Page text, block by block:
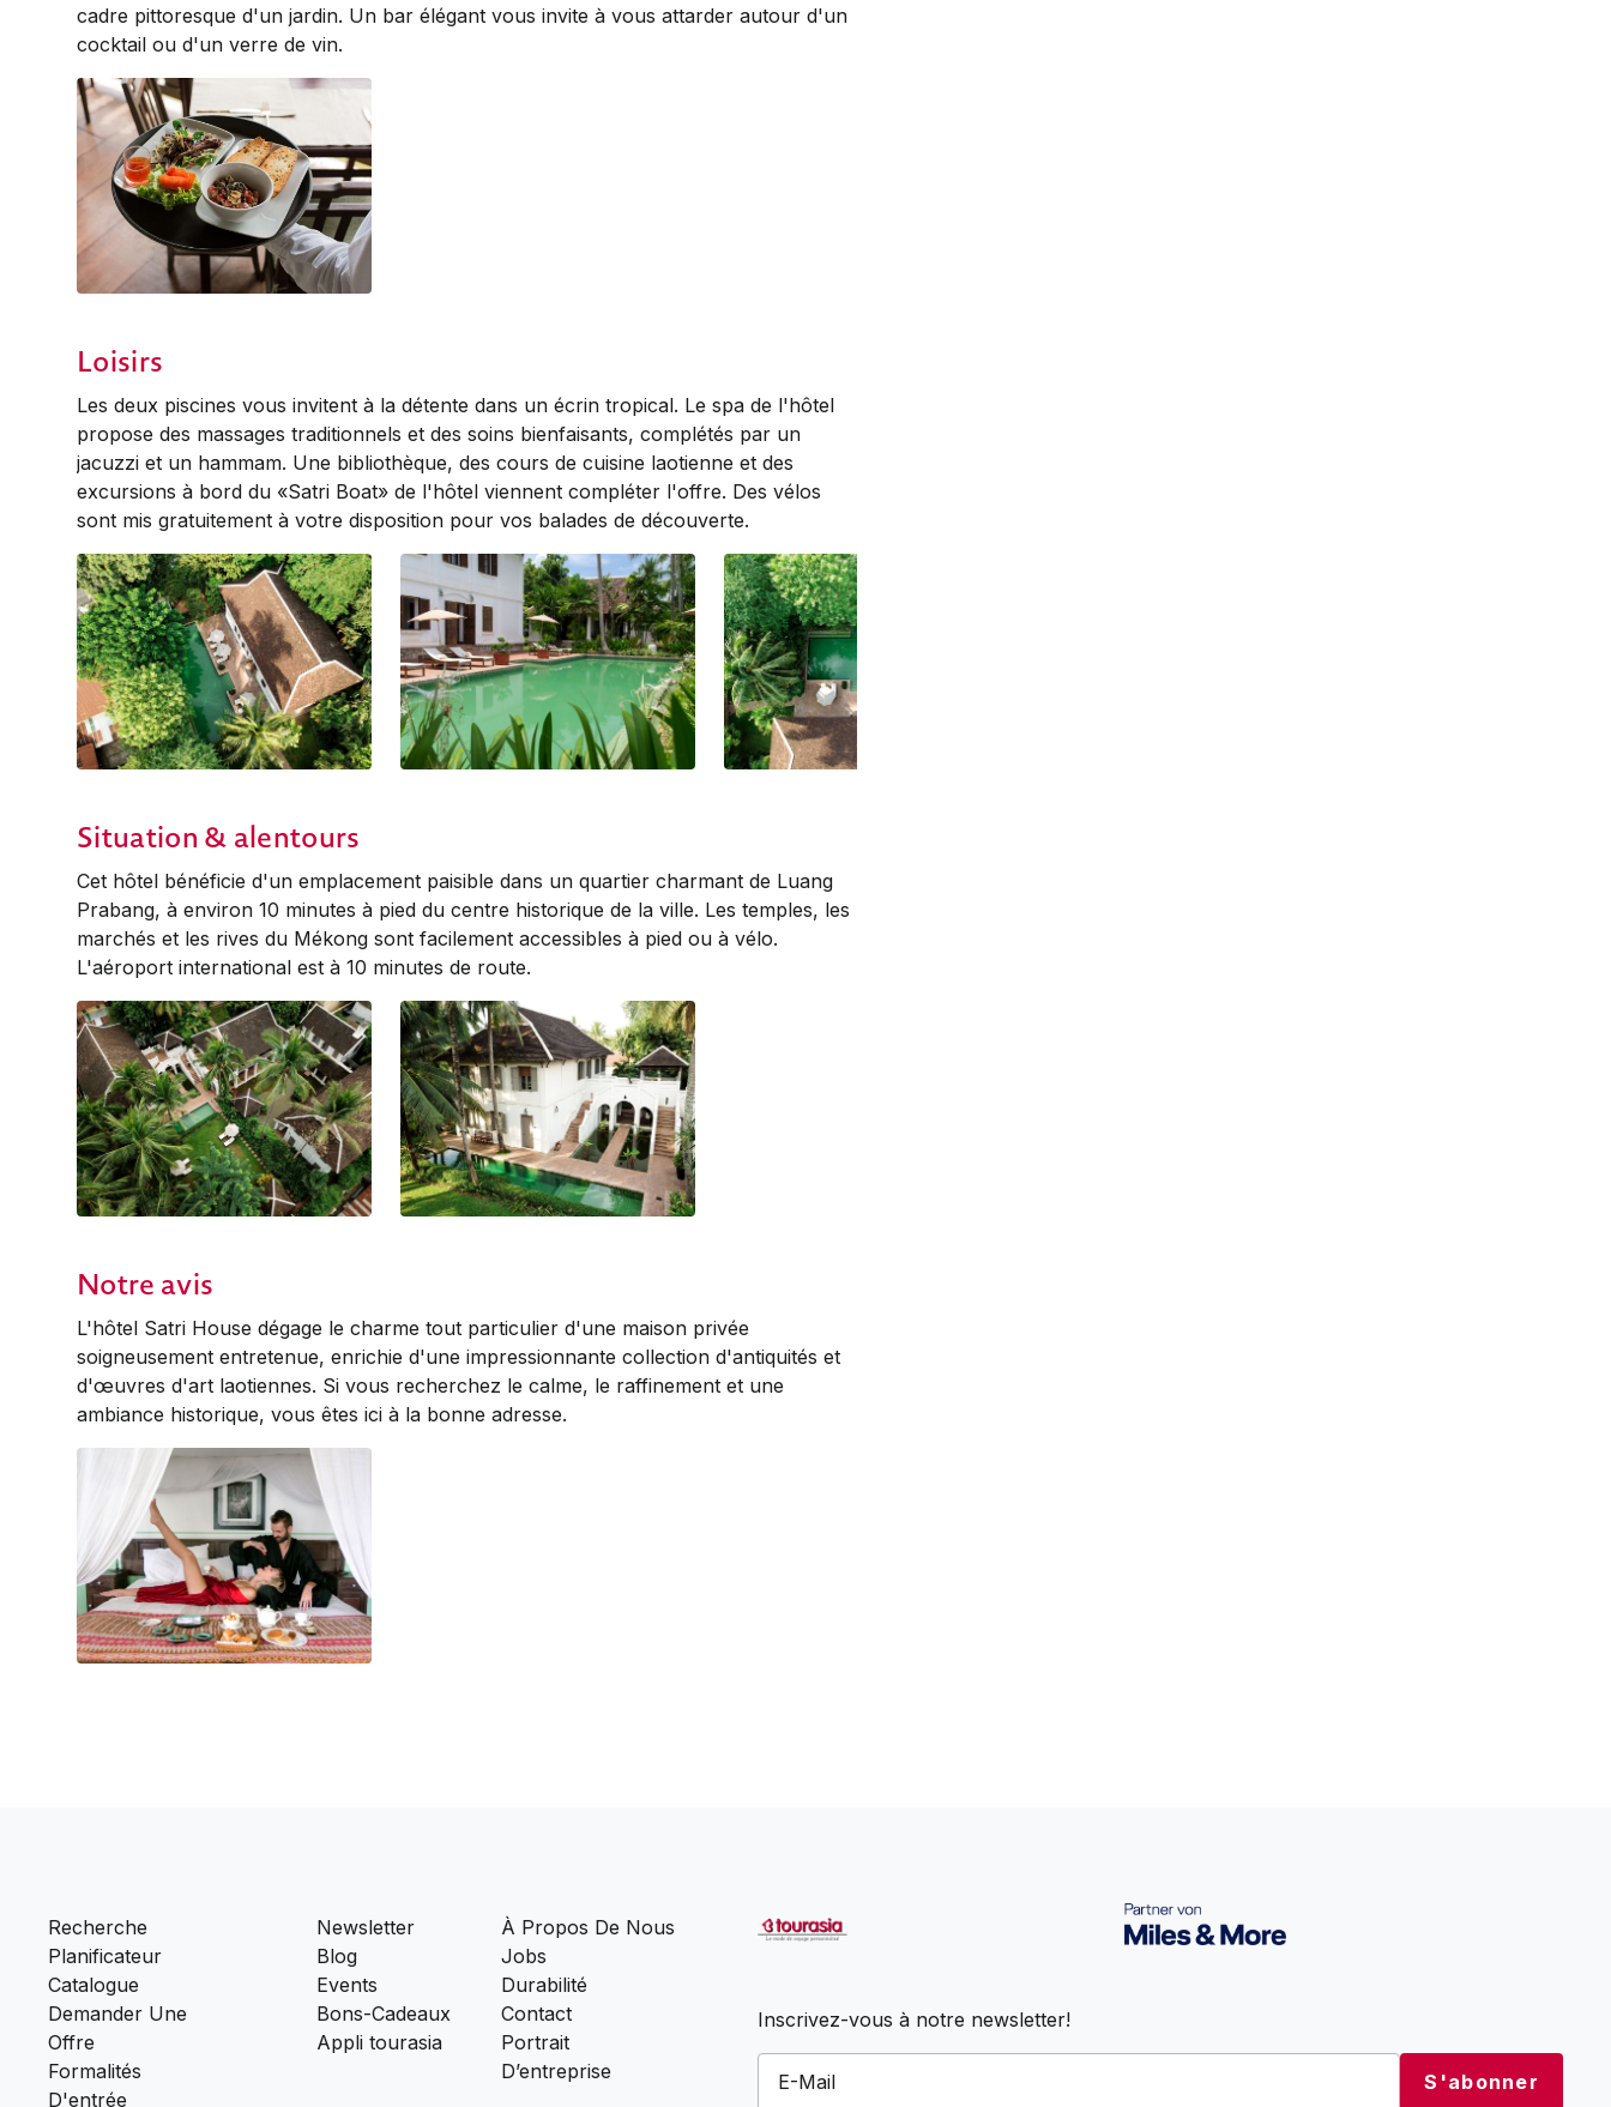
cadre pittoresque d'un jardin. Un bar élégant vous invite à vous attarder autour d'un
cocktail ou d'un verre de vin.
Loisirs
Les deux piscines vous invitent à la détente dans un écrin tropical. Le spa de l'hôtel
propose des massages traditionnels et des soins bienfaisants, complétés par un
jacuzzi et un hammam. Une bibliothèque, des cours de cuisine laotienne et des
excursions à bord du «Satri Boat» de l'hôtel viennent compléter l'offre. Des vélos
sont mis gratuitement à votre disposition pour vos balades de découverte.
Situation & alentours
Cet hôtel bénéficie d'un emplacement paisible dans un quartier charmant de Luang
Prabang, à environ 10 minutes à pied du centre historique de la ville. Les temples, les
marchés et les rives du Mékong sont facilement accessibles à pied ou à vélo.
L'aéroport international est à 10 minutes de route.
Notre avis
L'hôtel Satri House dégage le charme tout particulier d'une maison privée
soigneusement entretenue, enrichie d'une impressionnante collection d'antiquités et
d'œuvres d'art laotiennes. Si vous recherchez le calme, le raffinement et une
ambiance historique, vous êtes ici à la bonne adresse.
Recherche
Planificateur
Catalogue
Demander Une
Offre
Formalités
D'entrée
Newsletter
Blog
Events
Bons-Cadeaux
Appli tourasia
À Propos De Nous
Jobs
Durabilité
Contact
Portrait
D’entreprise
Inscrivez-vous à notre newsletter!